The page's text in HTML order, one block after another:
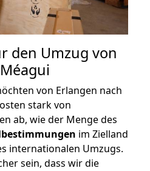
den Umzug von
von Erlangen nach
stark von
ab, wie der Menge des
im Zielland
internationalen Umzugs.
sein, dass wir die